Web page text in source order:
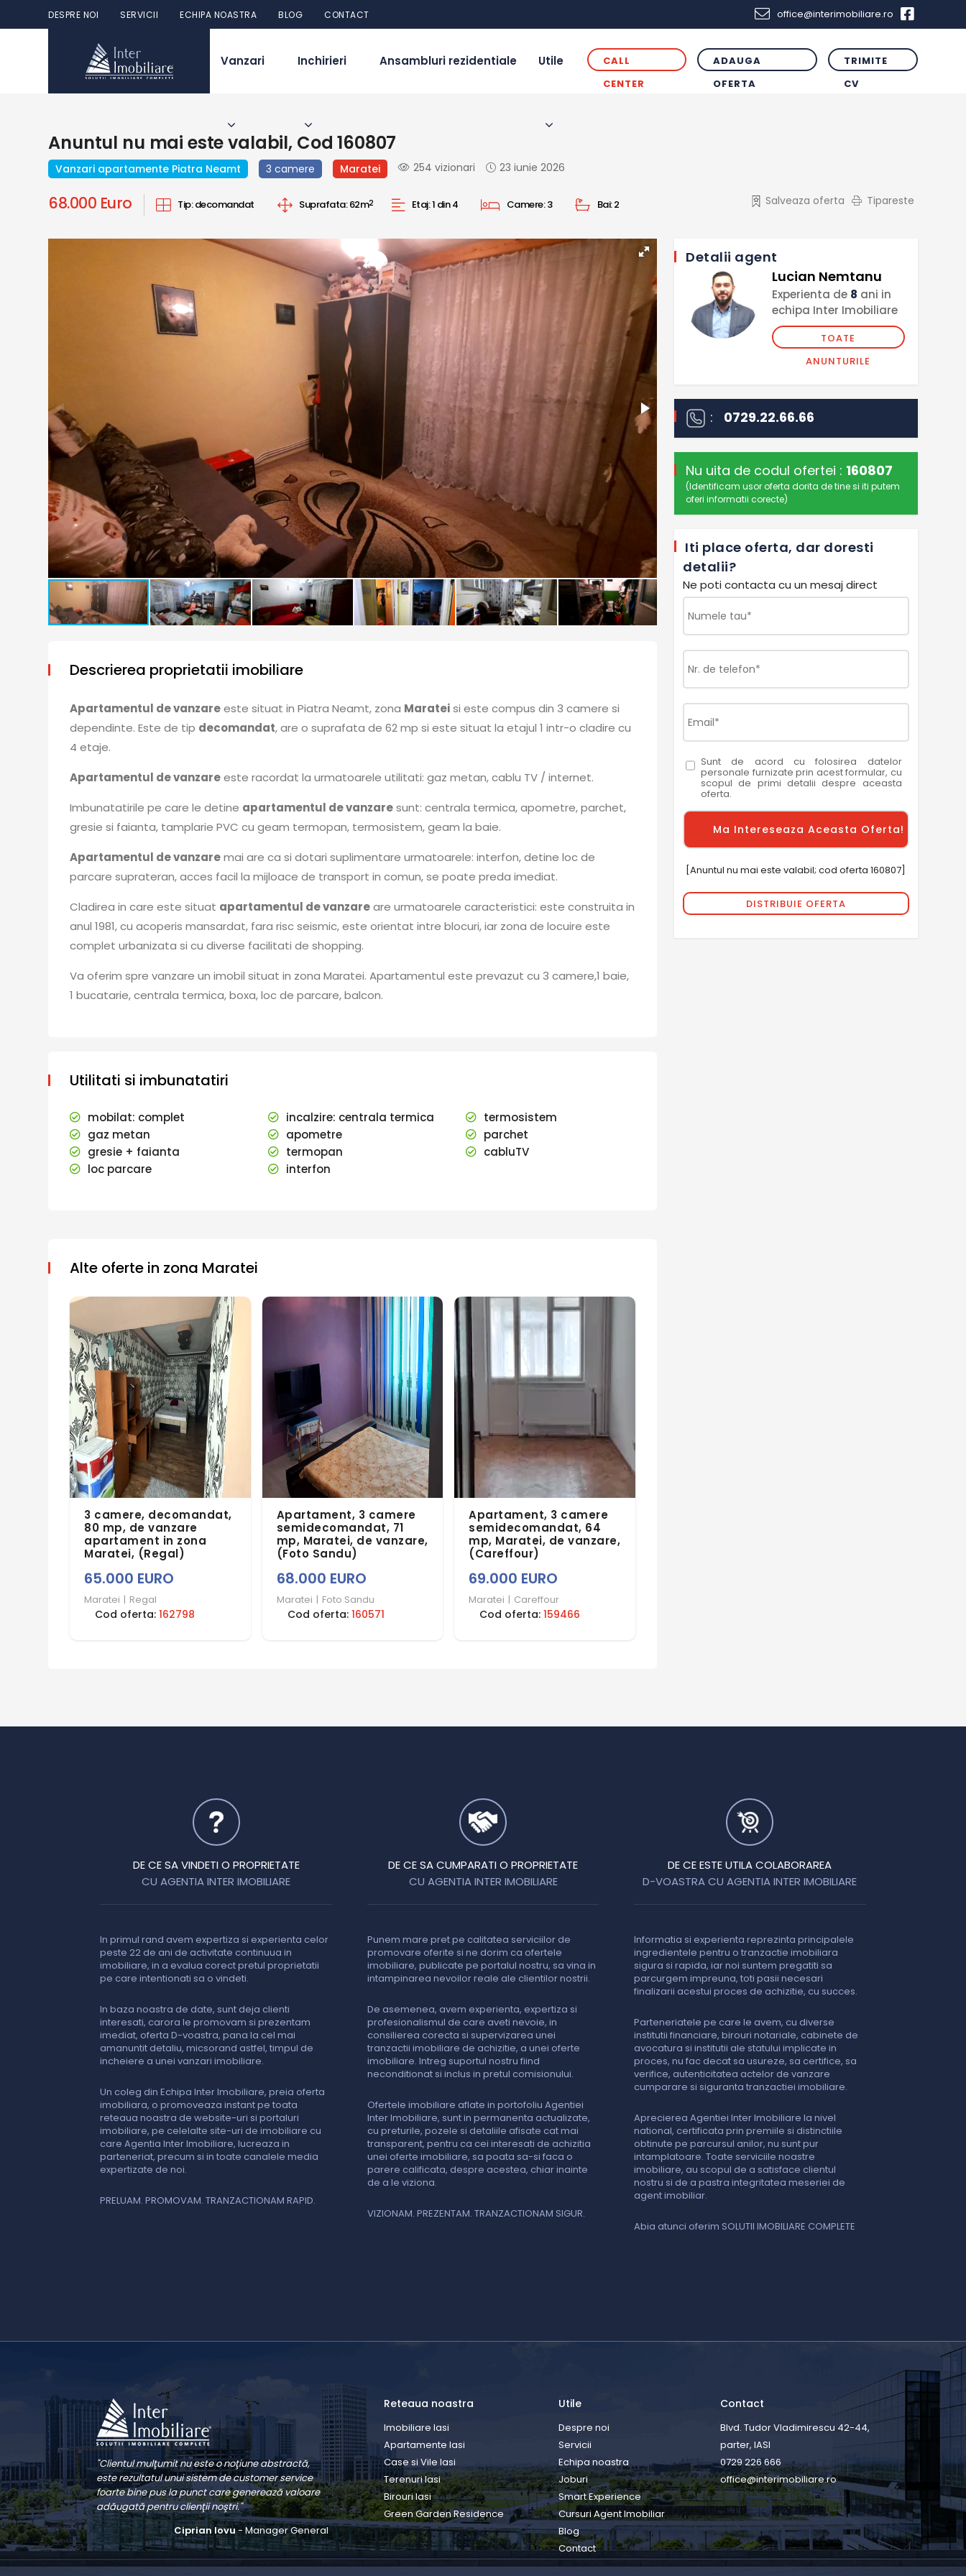
DESPRE NOI SERVICII ECHIPA NOASTRA BLOG CONTACT office@interimobiliare.ro
Vanzari Inchirieri Ansambluri rezidentiale Utile
CALL
CENTER
ADAUGA
OFERTA
TRIMITE
CV
Anuntul nu mai este valabil, Cod 160807
Vanzari apartamente Piatra Neamt 3 camere Maratei 254 vizionari 23 iunie 2026
68.000 Euro Tip:decomandat Suprafata:62m2 Etaj:1 din 4 Camere:3 Bai:2 Salveaza oferta Tipareste
Descrierea proprietatii imobiliare
Apartamentul de vanzareeste situat in Piatra Neamt, zona Marateisi este compus din 3 camere si
dependinte. Este de tip decomandat, are o suprafata de 62 mp si este situat la etajul 1 intr-o cladire cu
4 etaje.
Apartamentul de vanzareeste racordat la urmatoarele utilitati: gaz metan, cablu TV / internet.
Imbunatatirile pe care le detine apartamentul de vanzaresunt: centrala termica, apometre, parchet,
gresie si faianta, tamplarie PVC cu geam termopan, termosistem, geam la baie.
Apartamentul de vanzaremai are ca si dotari suplimentare urmatoarele: interfon, detine loc de
parcare suprateran, acces facil la mijloace de transport in comun, se poate preda imediat.
Cladirea in care este situat apartamentul de vanzareare urmatoarele caracteristici: este construita in
anul 1981, cu acoperis mansardat, fara risc seismic, este orientat intre blocuri, iar zona de locuire este
complet urbanizata si cu diverse facilitati de shopping.
Va oferim spre vanzare un imobil situat in zona Maratei. Apartamentul este prevazut cu 3 camere,1 baie,
1 bucatarie, centrala termica, boxa, loc de parcare, balcon.
Utilitati si imbunatatiri
mobilat: complet incalzire: centrala termica
termosistem
gaz metan
apometre
parchet
gresie + faianta
termopan
cabluTV
loc parcare
interfon
Detalii agent
Lucian Nemtanu
Experienta de 8 ani in
echipa Inter Imobiliare
TOATE
ANUNTURILE
: 0729.22.66.66
Nu uita de codul ofertei : 160807
(Identificam usor oferta dorita de tine si iti putem
oferi informatii corecte)
Iti place oferta, dar doresti
detalii?
Ne poti contacta cu un mesaj direct
Sunt de acord cu folosirea datelor
personale furnizate prin acest formular, cu
scopul de primi detalii despre aceasta
oferta.
[Anuntul nu mai este valabil; cod oferta 160807]
DISTRIBUIE OFERTA
Alte oferte in zona Maratei
3 camere, decomandat,
80 mp, de vanzare
apartament in zona
Maratei, (Regal)
65.000 EURO
Maratei | Regal
Cod oferta:162798
Apartament, 3 camere
semidecomandat, 71
mp, Maratei, de vanzare,
(Foto Sandu)
68.000 EURO
Maratei | Foto Sandu
Cod oferta: 160571
Apartament, 3 camere
semidecomandat, 64
mp, Maratei, de vanzare,
(Careffour)
69.000 EURO
Maratei | Careffour
Cod oferta:159466
DE CE SA VINDETI O PROPRIETATE
CU AGENTIA INTER IMOBILIARE
In primul rand avem expertiza si experienta celor
peste 22 de ani de activitate continuua in
imobiliare, in a evalua corect pretul proprietatii
pe care intentionati sa o vindeti.
In baza noastra de date, sunt deja clienti
interesati, carora le promovam si prezentam
imediat, oferta D-voastra, pana la cel mai
amanuntit detaliu, micsorand astfel, timpul de
incheiere a unei vanzari imobiliare.
Un coleg din Echipa Inter Imobiliare, preia oferta
imobiliara, o promoveaza instant pe toata
reteaua noastra de website-uri si portaluri
imobiliare, pe celelalte site-uri de imobiliare cu
care Agentia Inter Imobiliare, lucreaza in
parteneriat, precum si in toate canalele media
expertizate de noi.
PRELUAM. PROMOVAM. TRANZACTIONAM RAPID.
DE CE SA CUMPARATI O PROPRIETATE
CU AGENTIA INTER IMOBILIARE
Punem mare pret pe calitatea serviciilor de
promovare oferite si ne dorim ca ofertele
imobiliare, publicate pe portalul nostru, sa vina in
intampinarea nevoilor reale ale clientilor nostrii.
De asemenea, avem experienta, expertiza si
profesionalismul de care aveti nevoie, in
consilierea corecta si supervizarea unei
tranzactii imobiliare de achizitie, a unei oferte
imobiliare. Intreg suportul nostru fiind
neconditionat si inclus in pretul comisionului.
Ofertele imobiliare aflate in portofoliu Agentiei
Inter Imobiliare, sunt in permanenta actualizate,
cu preturile, pozele si detaliile afisate cat mai
transparent, pentru ca cei interesati de achizitia
unei oferte imobiliare, sa poata sa-si faca o
parere calificata, despre acestea, chiar inainte
de a le viziona.
VIZIONAM. PREZENTAM. TRANZACTIONAM SIGUR.
DE CE ESTE UTILA COLABORAREA
D-VOASTRA CU AGENTIA INTER IMOBILIARE
Informatia si experienta reprezinta principalele
ingredientele pentru o tranzactie imobiliara
sigura si rapida, iar noi suntem pregatiti sa
parcurgem impreuna, toti pasii necesari
finalizarii acestui proces de achizitie, cu succes.
Parteneriatele pe care le avem, cu diverse
institutii financiare, birouri notariale, cabinete de
avocatura si institutii ale statului implicate in
proces, nu fac decat sa usureze, sa certifice, sa
verifice, autenticitatea actelor de vanzare
cumparare si siguranta tranzactiei imobiliare.
Aprecierea Agentiei Inter Imobiliare la nivel
national, certificata prin premiile si distinctiile
obtinute pe parcursul anilor, nu sunt pur
intamplatoare. Toate serviciile noastre
imobiliare, au scopul de a satisface clientul
nostru si de a pastra integritatea meseriei de
agent imobiliar.
Abia atunci oferim SOLUTII IMOBILIARE COMPLETE
"Clientul mulţumit nu este o noţiune abstractă,
este rezultatul unui sistem de customer service
foarte bine pus la punct care generează valoare
adăugată pentru clienţii noştri."
Ciprian Iovu- Manager General
Reteaua noastra
Imobiliare Iasi
Apartamente Iasi
Case si Vile Iasi
Terenuri Iasi
Birouri Iasi
Green Garden Residence
Utile
Despre noi
Servicii
Echipa noastra
Joburi
Smart Experience
Cursuri Agent Imobiliar
Blog
Contact
Contact
Blvd. Tudor Vladimirescu 42-44,
parter, IASI
0729 226 666
office@interimobiliare.ro